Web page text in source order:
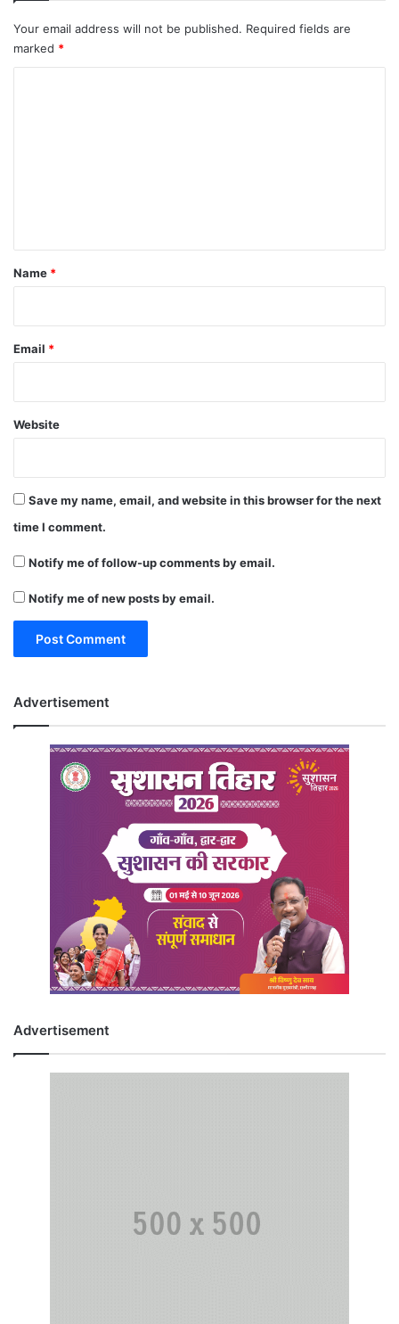
Your email address will not be published. Required fields are
marked *
*
Name *
Email *
Website
Save my name, email, and website in this browser for the next
time I comment.
Notify me of follow-up comments by email.
Notify me of new posts by email.
Advertisement
Advertisement